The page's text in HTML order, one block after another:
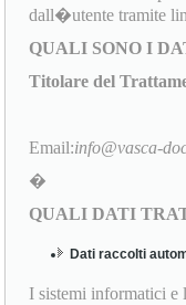
dall�utente tramite
QUALI SONO I
Titolare del
Email:info@vasca-
�
QUALI DATI
Dati raccolti
I sistemi informatici e